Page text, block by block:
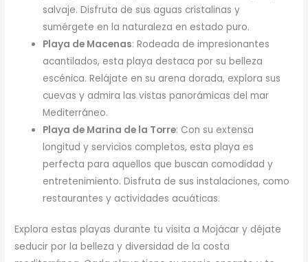
salvaje. Disfruta de sus aguas cristalinas y
sumérgete en la naturaleza en estado puro.
Playa de Macenas: Rodeada de impresionantes
acantilados, esta playa destaca por su belleza
escénica. Relájate en su arena dorada, explora sus
cuevas y admira las vistas panorámicas del mar
Mediterráneo.
Playa de Marina de la Torre: Con su extensa
longitud y servicios completos, esta playa es
perfecta para aquellos que buscan comodidad y
entretenimiento. Disfruta de sus instalaciones, como
restaurantes y actividades acuáticas.
Explora estas playas durante tu visita a Mojácar y déjate
seducir por la belleza y diversidad de la costa